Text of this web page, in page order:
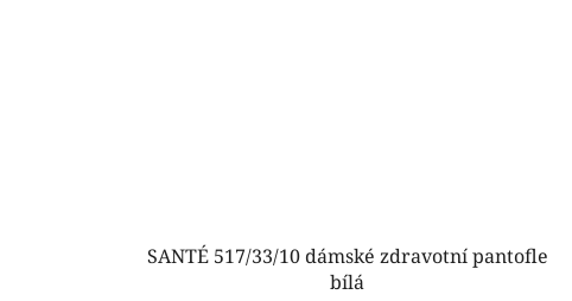
SANTÉ 517/33/10 dámské zdravotní pantofle
bílá